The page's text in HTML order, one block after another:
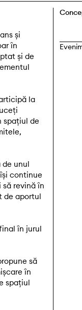
și
în
și de
la
spațiul de
de unul
continue
să revină în
de aportul
în jurul
să
în
spațiul